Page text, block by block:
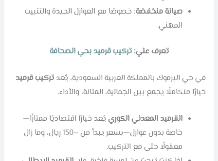
صيانة منخفضة: خصوصًا مع العوازل الجيدة والتثبيت
المهني.
تعرف علي:تركيب قرميد بحي الصحافة
في حي اليرموك بالمملكة العربية السعودية، يُعد تركيب قرميد
خيارًا متكاملًا يجمع بين الجمالية، المتانة، والأداء.
القرميد المعدني الكورييُعد خيارًا اقتصاديًا ممتازًا—
خاصة بدون عوازل—بسعر يبدأ من ~150 ريال، وما زال
معقولًا حتى مع التركيب.